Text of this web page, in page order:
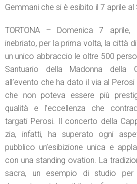
Gemmani che si è esibito il 7 aprile al
TORTONA – Domenica 7 aprile,
inebriato, per la prima volta, la città
un unico abbraccio le oltre 500
Santuario della Madonna della
all’evento che ha dato il via al
che non poteva essere più
qualità e l’eccellenza che
targati Perosi. Il concerto della
zia, infatti, ha superato ogni
pubblico un’esibizione unica e
con una standing ovation. La
sacra, un esempio di studio per